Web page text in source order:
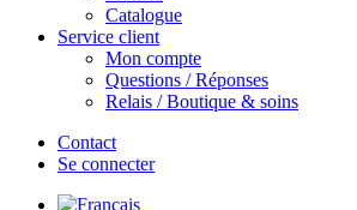
Catalogue
Service client
Mon compte
Questions / Réponses
Relais / Boutique & soins
Contact
Se connecter